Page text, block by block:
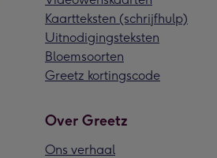
Kaartteksten (schrijfhulp)
Uitnodigingsteksten
Bloemsoorten
Greetz kortingscode
Over Greetz
Ons verhaal